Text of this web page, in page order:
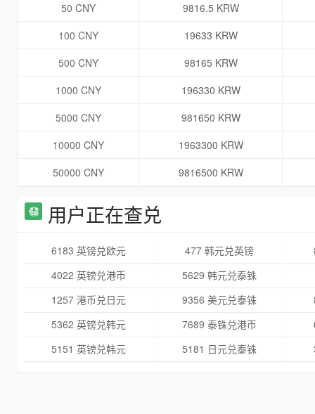
50 CNY
9816.5 KRW
100 CNY
19633 KRW
500 CNY
98165 KRW
1000 CNY
196330 KRW
5000 CNY
981650 KRW
10000 CNY
1963300 KRW
50000 CNY
9816500 KRW
用户正在查兑
6183 英镑兑欧元 477 韩元兑英镑
4022 英镑兑港币
5629 韩元兑泰铢
1257 港币兑日元
9356 美元兑泰铢
5362 英镑兑韩元
7689 泰铢兑港币
5151 英镑兑韩元
5181 日元兑泰铢